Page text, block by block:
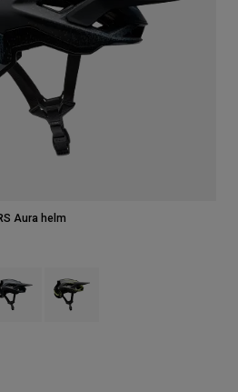
Aura helm
type of Berry.
swatch type of Galaxy Blue.
Product swatch type of